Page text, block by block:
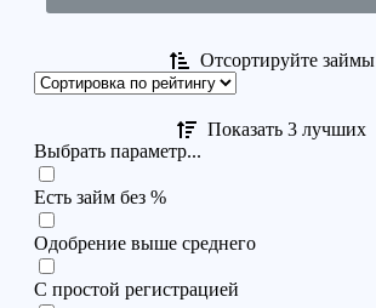
Отсортируйте займы
Показать 3 лучших
Выбрать параметр...
Есть займ без %
Одобрение выше среднего
С простой регистрацией